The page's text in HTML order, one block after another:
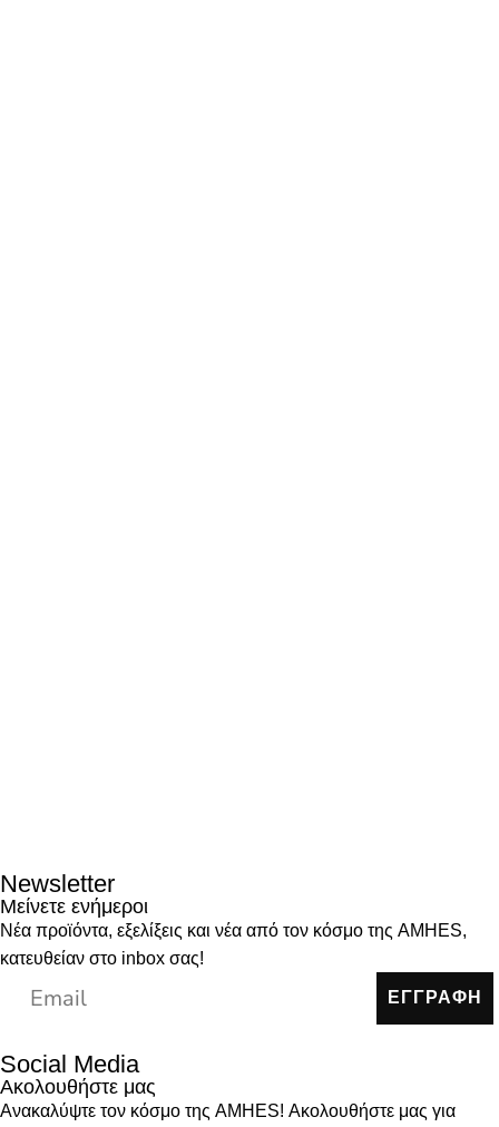
Newsletter
Μείνετε ενήμεροι
Νέα προϊόντα, εξελίξεις και νέα από τον κόσμο της AMHES,
κατευθείαν στο inbox σας!
ΕΓΓΡΑΦΗ
Social Media
Ακολουθήστε μας
Ανακαλύψτε τον κόσμο της AMHES! Ακολουθήστε μας για